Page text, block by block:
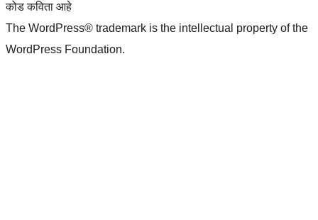
कोड कविता आहे
The WordPress® trademark is the intellectual property of the
WordPress Foundation.